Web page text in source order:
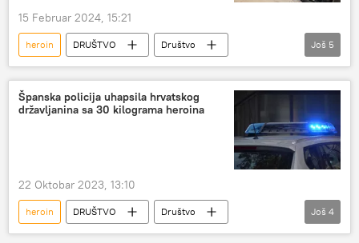
15 Februar 2024, 15:21
heroin DRUŠTVO
Društvo
Srbija – društvo
Horgoš
Uprava carina
MUP Srbije droga
Još 5
Španska policija uhapsila hrvatskog
državljanina sa 30 kilograma heroina
22 Oktobar 2023, 13:10
heroin DRUŠTVO
Društvo
Hrvatska
Španija
droga
Još 4